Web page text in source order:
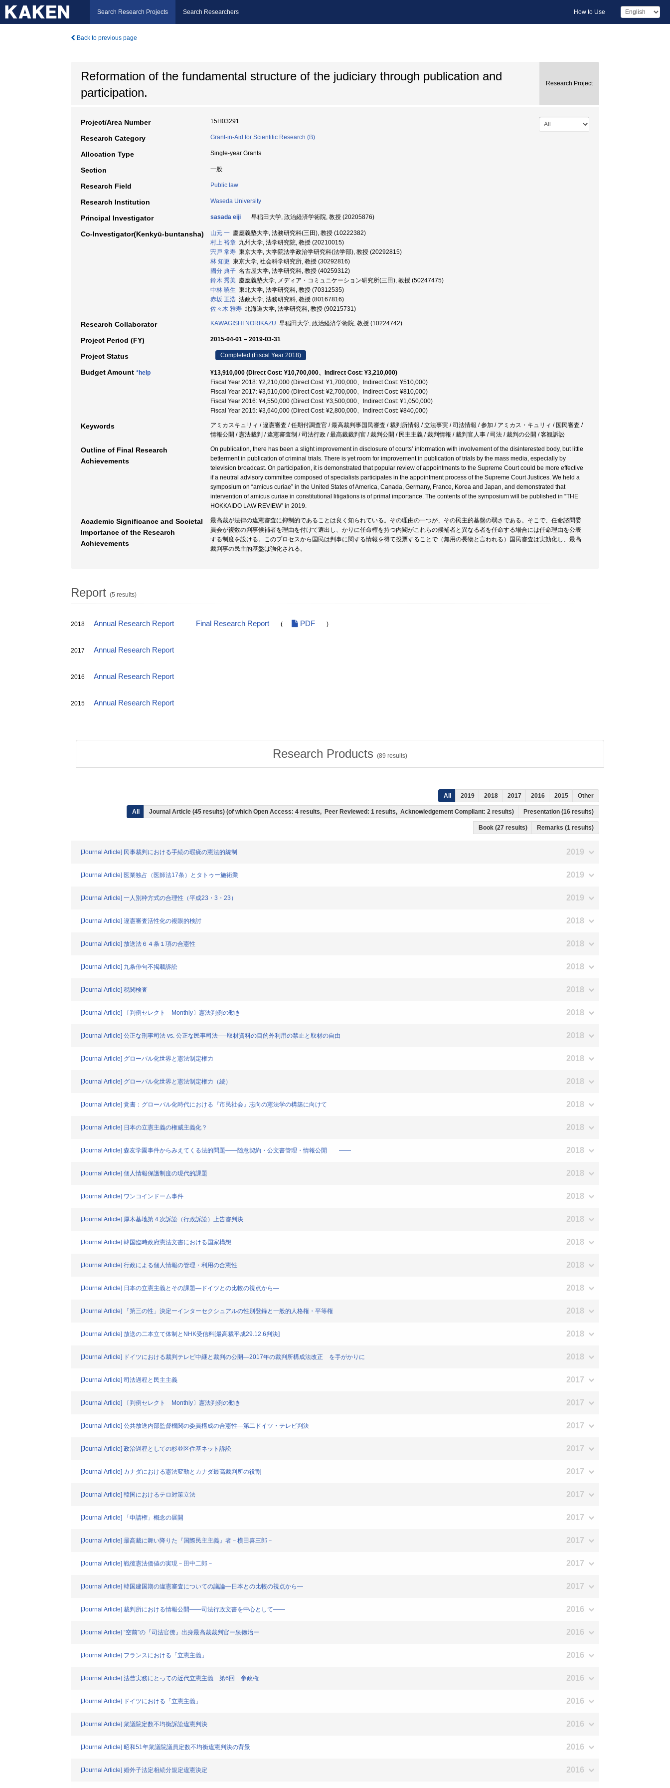
Search Research Projects Search Researchers How to Use
Back to previous page
Reformation of the fundamental structure of the judiciary through publication and
participation.
Research Project
Project/Area Number 15H03291
Research Category Grant-in-Aid for Scientific Research (B)
Allocation Type Single-year Grants
Section 一般
Research Field Public law
Research Institution Waseda University
Principal Investigator sasada eiji 早稲田大学, 政治経済学術院, 教授 (20205876)
Co-Investigator(Kenkyū-buntansha) 山元 一 慶應義塾大学, 法務研究科(三田), 教授 (10222382)
村上 裕章 九州大学, 法学研究院, 教授 (20210015)
宍戸 常寿 東京大学, 大学院法学政治学研究科(法学部), 教授 (20292815)
林 知更 東京大学, 社会科学研究所, 教授 (30292816)
國分 典子 名古屋大学, 法学研究科, 教授 (40259312)
鈴木 秀美 慶應義塾大学, メディア・コミュニケーション研究所(三田), 教授 (50247475)
中林 暁生 東北大学, 法学研究科, 教授 (70312535)
赤坂 正浩 法政大学, 法務研究科, 教授 (80167816)
佐々木 雅寿 北海道大学, 法学研究科, 教授 (90215731)
Research Collaborator KAWAGISHI NORIKAZU 早稲田大学, 政治経済学術院, 教授 (10224742)
Project Period (FY) 2015-04-01 – 2019-03-31
Project Status Completed (Fiscal Year 2018)
Budget Amount *help
¥13,910,000 (Direct Cost: ¥10,700,000、Indirect Cost: ¥3,210,000)
Fiscal Year 2018: ¥2,210,000 (Direct Cost: ¥1,700,000、Indirect Cost: ¥510,000)
Fiscal Year 2017: ¥3,510,000 (Direct Cost: ¥2,700,000、Indirect Cost: ¥810,000)
Fiscal Year 2016: ¥4,550,000 (Direct Cost: ¥3,500,000、Indirect Cost: ¥1,050,000)
Fiscal Year 2015: ¥3,640,000 (Direct Cost: ¥2,800,000、Indirect Cost: ¥840,000)
Keywords
アミカスキュリィ / 違憲審査 / 任期付調査官 / 最高裁判事国民審査 / 裁判所情報 / 立法事実 / 司法情報 / 参加 / アミカス・キュリィ / 国民審査 /
情報公開 / 憲法裁判 / 違憲審査制 / 司法行政 / 最高裁裁判官 / 裁判公開 / 民主主義 / 裁判情報 / 裁判官人事 / 司法 / 裁判の公開 / 客観訴訟
Outline of Final Research
Achievements
On publication, there has been a slight improvement in disclosure of courts’ information with involvement of the disinterested body, but little
betterment in publication of criminal trials. There is yet room for improvement in publication of trials by the mass media, especially by
television broadcast. On participation, it is demonstrated that popular review of appointments to the Supreme Court could be more effective
if a neutral advisory committee composed of specialists participates in the appointment process of the Supreme Court Justices. We held a
symposium on “amicus curiae” in the United States of America, Canada, Germany, France, Korea and Japan, and demonstrated that
intervention of amicus curiae in constitutional litigations is of primal importance. The contents of the symposium will be published in “THE
HOKKAIDO LAW REVIEW” in 2019.
Academic Significance and Societal
Importance of the Research
Achievements
最高裁が法律の違憲審査に抑制的であることは良く知られている。その理由の一つが、その民主的基盤の弱さである。そこで、任命諮問委
員会が複数の判事候補者を理由を付けて選出し、かりに任命権を持つ内閣がこれらの候補者と異なる者を任命する場合には任命理由を公表
する制度を設ける。このプロセスから国民は判事に関する情報を得て投票することで（無用の長物と言われる）国民審査は実効化し、最高
裁判事の民主的基盤は強化される。
Report (5 results)
2018 Annual Research Report Final Research Report ( PDF )
2017 Annual Research Report
2016 Annual Research Report
2015 Annual Research Report
Research Products (89 results)
All 2019 2018 2017 2016 2015 Other
All Journal Article (45 results) (of which Open Access: 4 results, Peer Reviewed: 1 results, Acknowledgement Compliant: 2 results) Presentation (16 results)
Book (27 results) Remarks (1 results)
[Journal Article] 民事裁判における手続の瑕疵の憲法的統制 2019
[Journal Article] 医業独占（医師法17条）とタトゥー施術業 2019
[Journal Article] 一人別枠方式の合理性（平成23・3・23） 2019
[Journal Article] 違憲審査活性化の複眼的検討 2018
[Journal Article] 放送法６４条１項の合憲性 2018
[Journal Article] 九条俳句不掲載訴訟 2018
[Journal Article] 税関検査 2018
[Journal Article] 〔判例セレクト Monthly〕憲法判例の動き 2018
[Journal Article] 公正な刑事司法 vs. 公正な民事司法──取材資料の目的外利用の禁止と取材の自由 2018
[Journal Article] グローバル化世界と憲法制定権力 2018
[Journal Article] グローバル化世界と憲法制定権力（続） 2018
[Journal Article] 覚書：グローバル化時代における『市民社会』志向の憲法学の構築に向けて 2018
[Journal Article] 日本の立憲主義の権威主義化？ 2018
[Journal Article] 森友学園事件からみえてくる法的問題――随意契約・公文書管理・情報公開 ―― 2018
[Journal Article] 個人情報保護制度の現代的課題 2018
[Journal Article] ワンコインドーム事件 2018
[Journal Article] 厚木基地第４次訴訟（行政訴訟）上告審判決 2018
[Journal Article] 韓国臨時政府憲法文書における国家構想 2018
[Journal Article] 行政による個人情報の管理・利用の合憲性 2018
[Journal Article] 日本の立憲主義とその課題―ドイツとの比較の視点から― 2018
[Journal Article] 「第三の性」決定ーインターセクシュアルの性別登録と一般的人格権・平等権 2018
[Journal Article] 放送の二本立て体制とNHK受信料[最高裁平成29.12.6判決] 2018
[Journal Article] ドイツにおける裁判テレビ中継と裁判の公開―2017年の裁判所構成法改正 を手がかりに 2018
[Journal Article] 司法過程と民主主義 2017
[Journal Article] 〔判例セレクト Monthly〕憲法判例の動き 2017
[Journal Article] 公共放送内部監督機関の委員構成の合憲性―第二ドイツ・テレビ判決 2017
[Journal Article] 政治過程としての杉並区住基ネット訴訟 2017
[Journal Article] カナダにおける憲法変動とカナダ最高裁判所の役割 2017
[Journal Article] 韓国におけるテロ対策立法 2017
[Journal Article] 「申請権」概念の展開 2017
[Journal Article] 最高裁に舞い降りた『国際民主主義』者－横田喜三郎－ 2017
[Journal Article] 戦後憲法価値の実現－田中二郎－ 2017
[Journal Article] 韓国建国期の違憲審査についての議論―日本との比較の視点から― 2017
[Journal Article] 裁判所における情報公開――司法行政文書を中心として―― 2016
[Journal Article] “空前”の『司法官僚』出身最高裁裁判官ー泉徳治ー 2016
[Journal Article] フランスにおける「立憲主義」 2016
[Journal Article] 法曹実務にとっての近代立憲主義 第6回 参政権 2016
[Journal Article] ドイツにおける「立憲主義」 2016
[Journal Article] 衆議院定数不均衡訴訟違憲判決 2016
[Journal Article] 昭和51年衆議院議員定数不均衡違憲判決の背景 2016
[Journal Article] 婚外子法定相続分規定違憲決定 2016